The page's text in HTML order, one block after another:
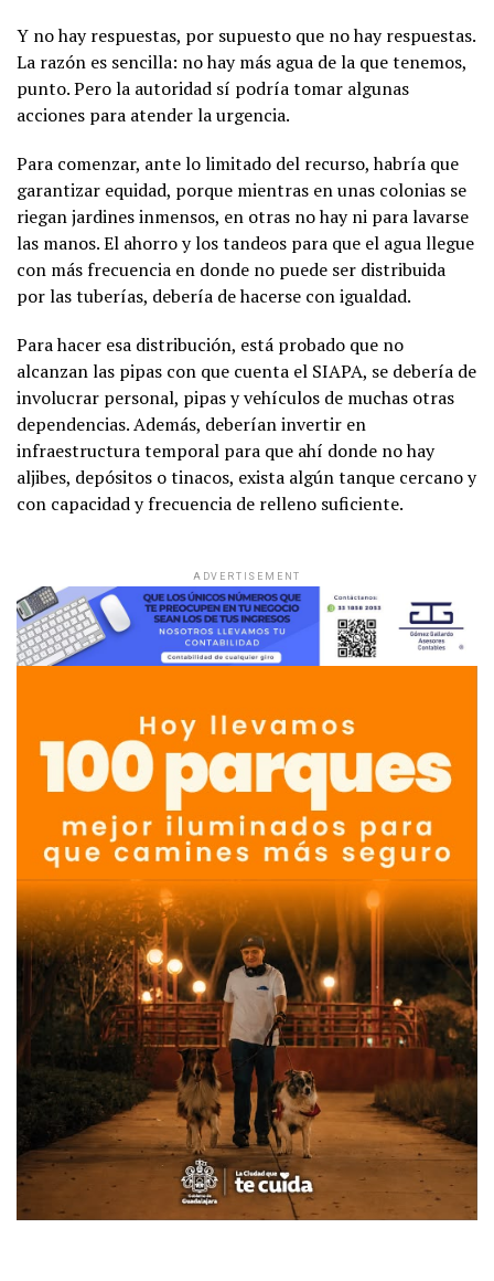
Y no hay respuestas, por supuesto que no hay respuestas.
La razón es sencilla: no hay más agua de la que tenemos,
punto. Pero la autoridad sí podría tomar algunas
acciones para atender la urgencia.
Para comenzar, ante lo limitado del recurso, habría que
garantizar equidad, porque mientras en unas colonias se
riegan jardines inmensos, en otras no hay ni para lavarse
las manos. El ahorro y los tandeos para que el agua llegue
con más frecuencia en donde no puede ser distribuida
por las tuberías, debería de hacerse con igualdad.
Para hacer esa distribución, está probado que no
alcanzan las pipas con que cuenta el SIAPA, se debería de
involucrar personal, pipas y vehículos de muchas otras
dependencias. Además, deberían invertir en
infraestructura temporal para que ahí donde no hay
aljibes, depósitos o tinacos, exista algún tanque cercano y
con capacidad y frecuencia de relleno suficiente.
ADVERTISEMENT